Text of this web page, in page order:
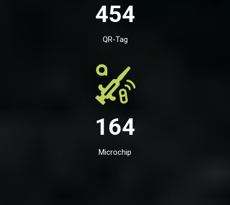
454
QR-Tag
164
Microchip